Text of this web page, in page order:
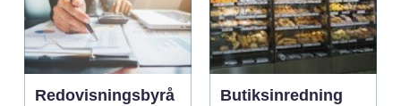
Redovisningsbyrå
Butiksinredning